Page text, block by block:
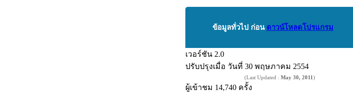
ข้อมูลทั่วไป ก่อน ดาวน์โหลดโปรแกรม
เวอร์ชัน 2.0
ปรับปรุงเมื่อ วันที่ 30 พฤษภาคม 2554
(Last Updated : May 30, 2011)
ผู้เข้าชม 14,740 ครั้ง